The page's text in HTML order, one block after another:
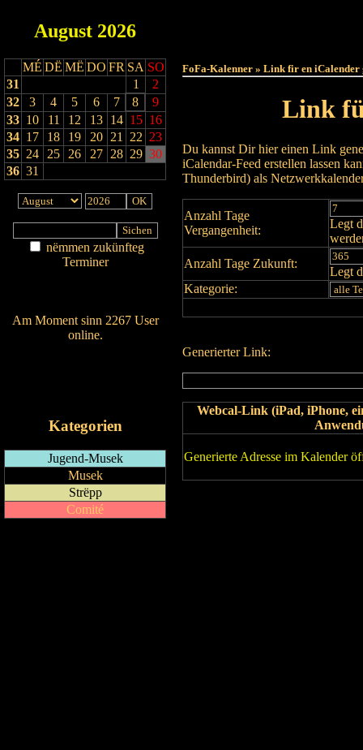
August 2026
MÉ DË MË DO FR SA SO
31
1
2
32
3 4 5 6 7 8
9
33 10 11 12 13 14 15 16
34 17 18 19 20 21 22 23
35 24 25 26 27 28 29 30
36 31
nëmmen zukünfteg
Terminer
Am Moment sinn 2267 User
online.
Kategorien
Jugend-Musek
Musek
Strëpp
Comité
FoFa-Kalenner » Link fir en iCalender
Link
Du kannst Dir hier einen Link
iCalendar-Feed erstellen lassen
Thunderbird) als
Anzahl Tage
Vergangenheit:
Legt
Anzahl Tage Zukunft:
Legt
Kategorie:
Generierter Link:
Webcal-Link (iPad, iPhone,
Generierte Adresse im Kalender